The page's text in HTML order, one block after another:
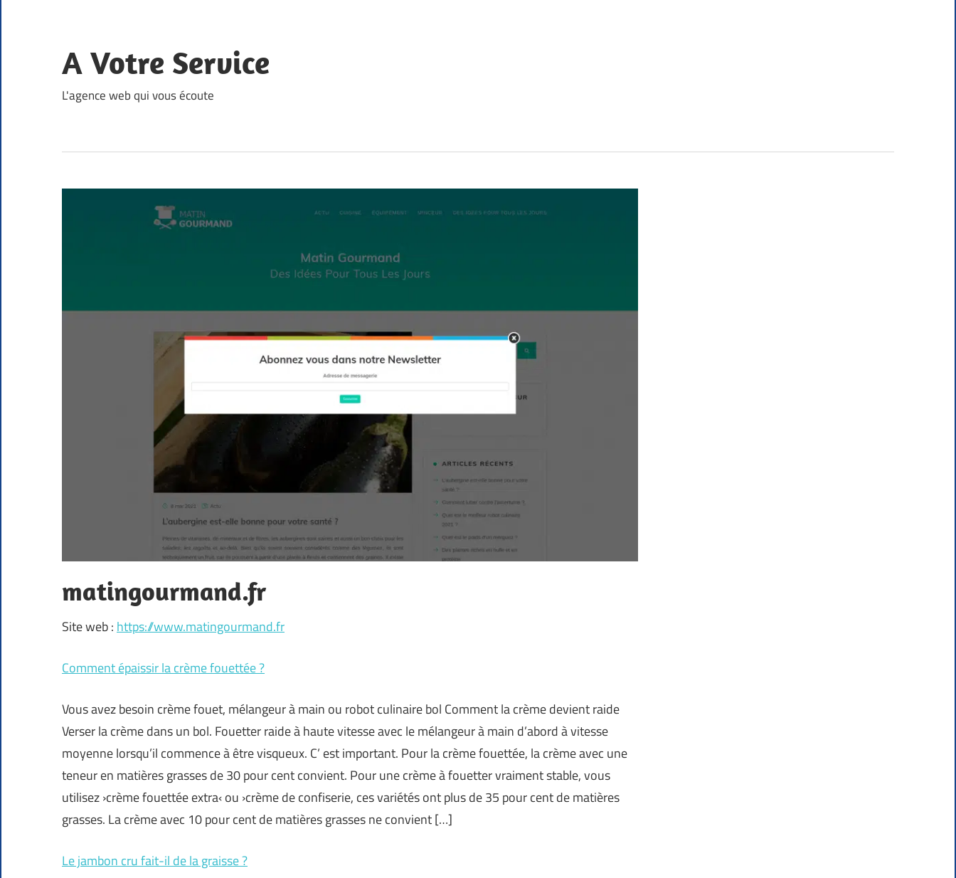
content
A Votre Service
L'agence web qui vous écoute
matingourmand.fr
Site web : https://www.matingourmand.fr
Comment épaissir la crème fouettée ?
Vous avez besoin crème fouet, mélangeur à main ou robot culinaire bol Comment la crème devient raide
Verser la crème dans un bol. Fouetter raide à haute vitesse avec le mélangeur à main d’abord à vitesse
moyenne lorsqu’il commence à être visqueux. C’ est important. Pour la crème fouettée, la crème avec une
teneur en matières grasses de 30 pour cent convient. Pour une crème à fouetter vraiment stable, vous
utilisez ›crème fouettée extra‹ ou ›crème de confiserie, ces variétés ont plus de 35 pour cent de matières
grasses. La crème avec 10 pour cent de matières grasses ne convient […]
Le jambon cru fait-il de la graisse ?